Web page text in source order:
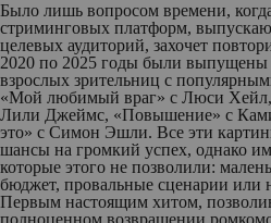
Было лишь вопросом времени,
стриминговых платформ,
целевых аудиторий, захочет
2020 по 2025 годы были выпущены
взрослых зрительниц с
«Мой любимый враг» с Люси Хейл,
Лили Джеймс, «Повышение» с
это» с Симон Эшли. Все эти
шансы на громкий успех, однако
которые этого не позволили:
бюджет, провальные сценарии или
Первым настоящим хитом,
полноценном возвращении